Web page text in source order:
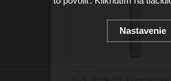
Nastavenie